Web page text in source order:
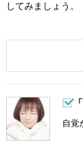
してみましょう。
自覚